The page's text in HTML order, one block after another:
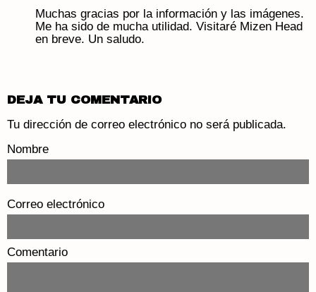
Muchas gracias por la información y las imágenes.
Me ha sido de mucha utilidad. Visitaré Mizen Head
en breve. Un saludo.
DEJA TU COMENTARIO
Tu dirección de correo electrónico no será publicada.
Nombre
Correo electrónico
Comentario